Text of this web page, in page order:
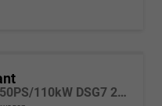
Business 2.0 TDI EVO SCR 150PS/110kW DSG7 2026